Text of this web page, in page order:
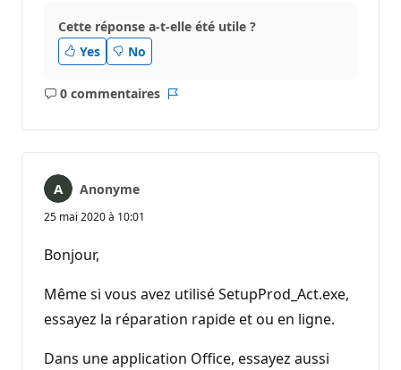
Cette réponse a-t-elle été utile ?
Yes
No
0 commentaires
Aucun
Anonyme
25 mai 2020 à 10:01
Bonjour,
Même si vous avez utilisé SetupProd_Act.exe,
essayez la réparation rapide et ou en ligne.
Dans une application Office, essayez aussi